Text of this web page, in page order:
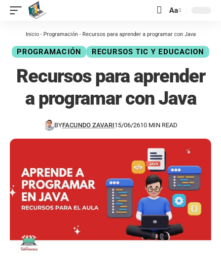
contenido Aa
Inicio- Programación- Recursos para aprender a programar con Java
PROGRAMACIÓN RECURSOS TIC Y EDUCACION
Recursos para aprender
a programar con Java
BYFACUNDO ZAVARI15/06/2610 MIN READ